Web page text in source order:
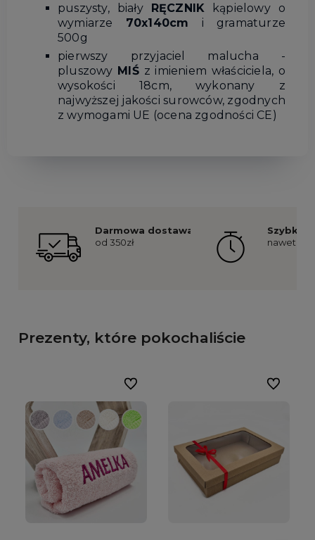
puszysty, biały RĘCZNIK kąpielowy o
wymiarze 70x140cm i gramaturze
500g
pierwszy przyjaciel malucha -
pluszowy MIŚz imieniem właściciela, o
wysokości 18cm, wykonany z
najwyższej jakości surowców, zgodnych
z wymogami UE (ocena zgodności CE)
Darmowa dostawa
od 350zł
Szybka
nawet już
Prezenty, które pokochaliście
Do ulubionych Do